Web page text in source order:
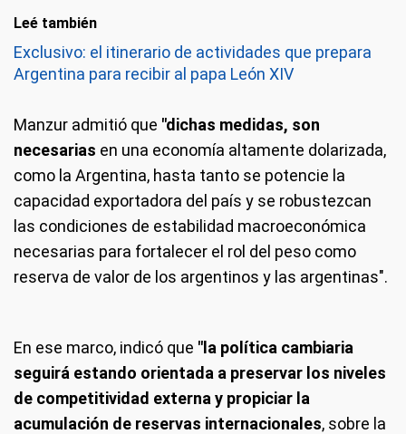
Leé también
Exclusivo: el itinerario de actividades que prepara
Argentina para recibir al papa León XIV
Manzur admitió que "dichas medidas, son
necesarias en una economía altamente dolarizada,
como la Argentina, hasta tanto se potencie la
capacidad exportadora del país y se robustezcan
las condiciones de estabilidad macroeconómica
necesarias para fortalecer el rol del peso como
reserva de valor de los argentinos y las argentinas".
En ese marco, indicó que "la política cambiaria
seguirá estando orientada a preservar los niveles
de competitividad externa y propiciar la
acumulación de reservas internacionales, sobre la